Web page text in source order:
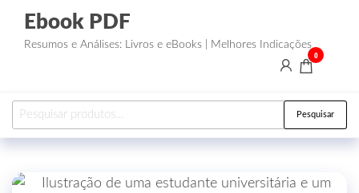
Ebook PDF
Resumos e Análises: Livros e eBooks | Melhores Indicações
0
Pesquisar